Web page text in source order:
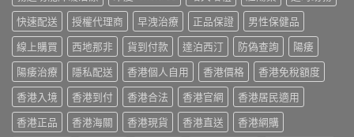
與
購
買
建
議〉
中
家
必
讀
用
法
用
量
完
整
教
嗎？
香
港
用
家
真
實
服
用
經
快速配送
授權代理商 早洩治療 正品保證
男性保健品
線上購買
西地那非 貨到付款 達泊西汀 防偽查詢
陽痿
陽痿治療
隱私配送 香港個人自用 香港價格
香港免稅額度
香港入境
香港到付 香港合法 香港官網
香港居民適用
香港正品
香港海關 香港現貨 香港直送
香港網購